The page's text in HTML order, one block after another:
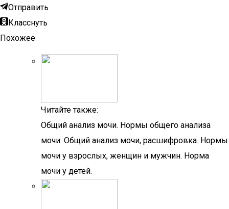
Отправить
Класснуть
Похожее
Читайте также:
Общий анализ мочи. Нормы общего анализа
мочи. Общий анализ мочи, расшифровка. Нормы
мочи у взрослых, женщин и мужчин. Норма
мочи у детей.